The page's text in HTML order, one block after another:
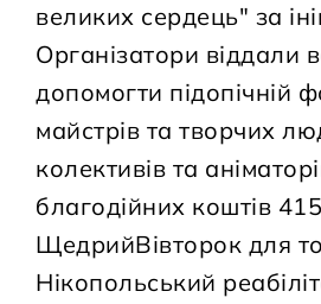
великих сердець" за
Організатори віддали
допомогти підопічній
майстрів та творчих
колективів та
благодійних коштів
ЩедрийВівторок для
Нікопольський